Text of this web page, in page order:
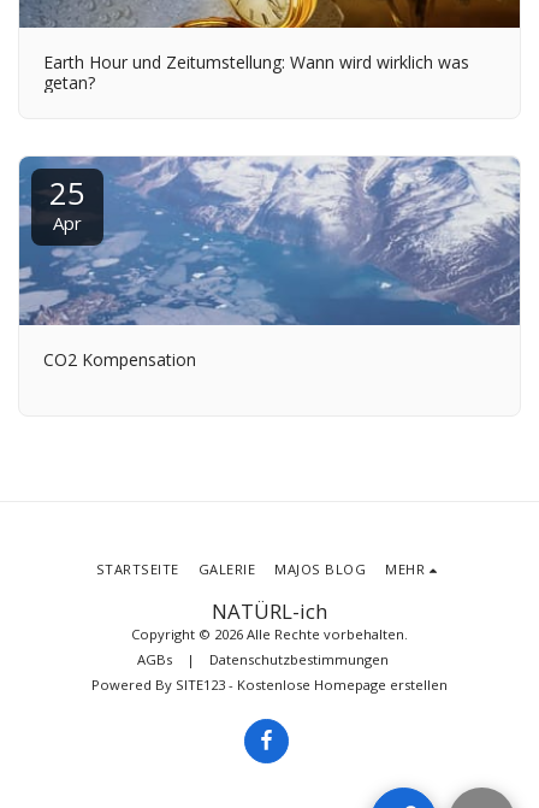
Earth Hour und Zeitumstellung: Wann wird wirklich was
getan?
25
Apr
CO2 Kompensation
NATÜRL-ich
Copyright © 2026 Alle Rechte vorbehalten.
AGBs| Datenschutzbestimmungen
Powered By SITE123 - Kostenlose Homepage erstellen
STARTSEITE GALERIE MAJOS BLOG MEHR